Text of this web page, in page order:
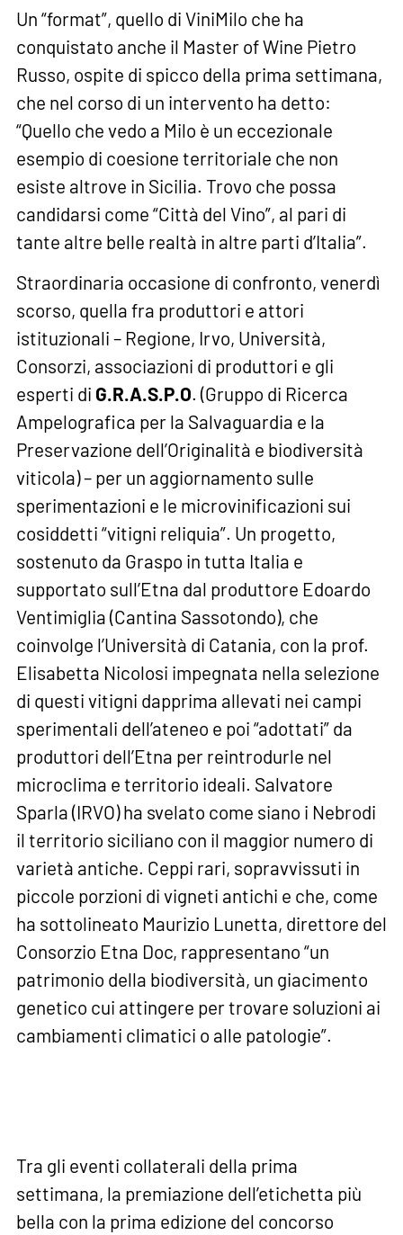
Un “format”, quello di ViniMilo che ha
conquistato anche il Master of Wine Pietro
Russo, ospite di spicco della prima settimana,
che nel corso di un intervento ha detto:
“Quello che vedo a Milo è un eccezionale
esempio di coesione territoriale che non
esiste altrove in Sicilia. Trovo che possa
candidarsi come “Città del Vino”, al pari di
tante altre belle realtà in altre parti d’Italia”.
Straordinaria occasione di confronto, venerdì
scorso, quella fra produttori e attori
istituzionali – Regione, Irvo, Università,
Consorzi, associazioni di produttori e gli
esperti di G.R.A.S.P.O. (Gruppo di Ricerca
Ampelografica per la Salvaguardia e la
Preservazione dell’Originalità e biodiversità
viticola) – per un aggiornamento sulle
sperimentazioni e le microvinificazioni sui
cosiddetti “vitigni reliquia”. Un progetto,
sostenuto da Graspo in tutta Italia e
supportato sull’Etna dal produttore Edoardo
Ventimiglia (Cantina Sassotondo), che
coinvolge l’Università di Catania, con la prof.
Elisabetta Nicolosi impegnata nella selezione
di questi vitigni dapprima allevati nei campi
sperimentali dell’ateneo e poi “adottati” da
produttori dell’Etna per reintrodurle nel
microclima e territorio ideali. Salvatore
Sparla (IRVO) ha svelato come siano i Nebrodi
il territorio siciliano con il maggior numero di
varietà antiche. Ceppi rari, sopravvissuti in
piccole porzioni di vigneti antichi e che, come
ha sottolineato Maurizio Lunetta, direttore del
Consorzio Etna Doc, rappresentano “un
patrimonio della biodiversità, un giacimento
genetico cui attingere per trovare soluzioni ai
cambiamenti climatici o alle patologie”.
Tra gli eventi collaterali della prima
settimana, la premiazione dell’etichetta più
bella con la prima edizione del concorso